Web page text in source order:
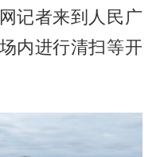
记者来到人民广
内进行清扫等开